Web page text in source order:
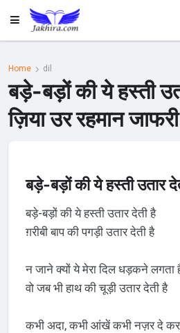
Home dil
बड़े-बड़ों की ये हस्ती
ज़िया उर रहमान जाफरी
बड़े-बड़ों की ये हस्ती उतार
बड़े-बड़ों की ये हस्ती उतार देती है
ग़रीबी बाप की पगड़ी उतार देती है
न जाने क्यों ये मेरा दिल धड़कने लगता
वो जब भी हाथ की चूड़ी उतार देती है
कभी अदा, कभी आंखें कभी नज़र दे कर